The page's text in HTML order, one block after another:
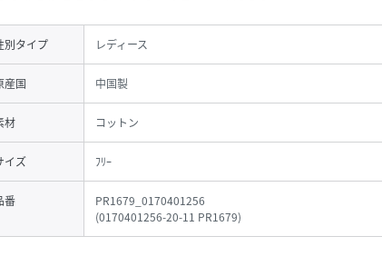
別タイプ レディース
産国 中国製
材 コットン
イズ ﾌﾘｰ
番
PR1679_0170401256
(0170401256-20-11 PR1679)